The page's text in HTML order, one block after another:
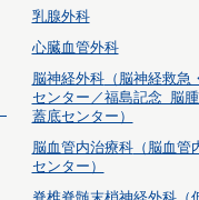
乳腺外科
心臓血管外科
脳神経外科（脳神経救急
センター／福島記念 脳
蓋底センター）
脳血管内治療科（脳血管
センター）